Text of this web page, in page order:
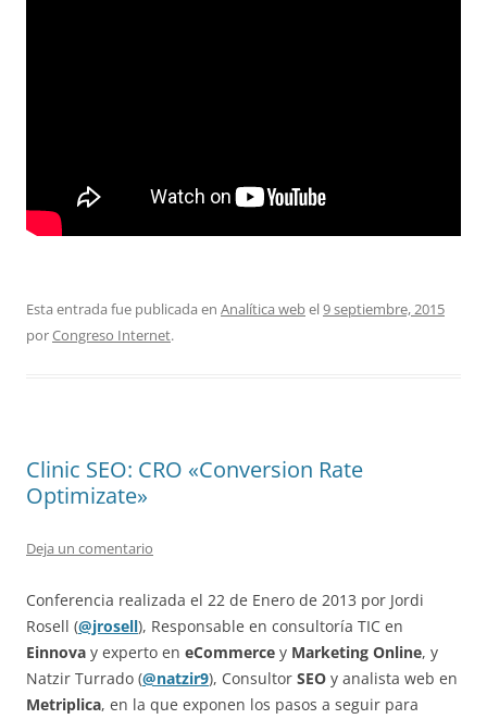
Esta entrada fue publicada en Analítica webel9 septiembre, 2015
porCongreso Internet.
Clinic SEO: CRO «Conversion Rate
Optimizate»
Deja un comentario
Conferencia realizada el 22 de Enero de 2013 por Jordi
Rosell (@jrosell), Responsable en consultoría TIC en
Einnova y experto en eCommerce y Marketing Online, y
Natzir Turrado (@natzir9), Consultor SEO y analista web en
Metriplica, en la que exponen los pasos a seguir para